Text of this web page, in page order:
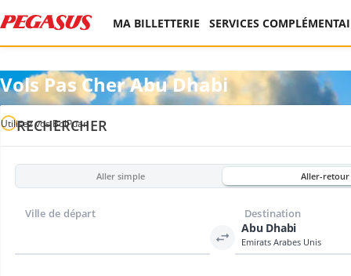
MA BILLETTERIE SERVICES
Vols Pas Cher Abu Dhabi
RECHERCHER
Utilisez vos BolPuan
Aller simple Aller-retour
Ville de départ
Abu Dhabi
Emirats Arabes Unis
Destination